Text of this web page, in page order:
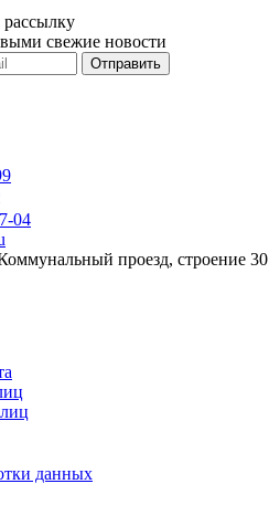
свежие новости
Отправить
04
проезд, строение 30
данных